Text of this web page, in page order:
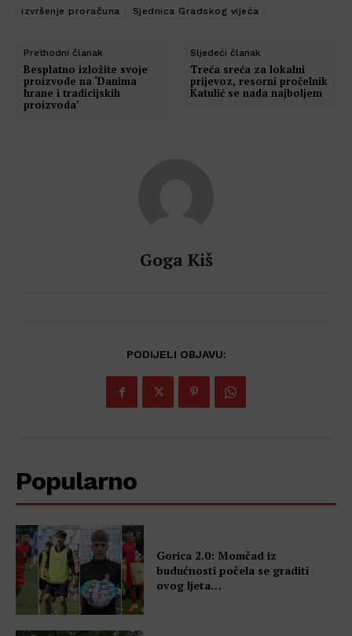
izvršenje proračuna Sjednica Gradskog vijeća
Prethodni članak
Besplatno izložite svoje
proizvode na ‘Danima
hrane i tradicijskih
proizvoda’
Sljedeći članak
Treća sreća za lokalni
prijevoz, resorni pročelnik
Katulić se nada najboljem
Goga Kiš
PODIJELI OBJAVU:
Popularno
Gorica 2.0: Momčad iz
budućnosti počela se graditi
ovog ljeta…